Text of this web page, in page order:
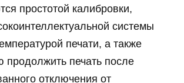
простотой калибровки,
системы
печати, а также
продолжить печать после
отключения от